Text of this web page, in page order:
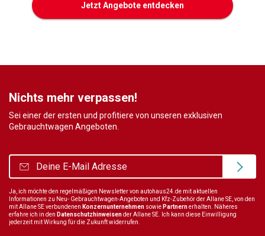
Jetzt Angebote entdecken
Nichts mehr verpassen!
Sei einer der ersten und profitiere von unseren exklusiven
Gebrauchtwagen Angeboten.
Ja, ich möchte den regelmäßigen Newsletter von autohaus24.de mit aktuellen
Informationen zu Neu- Gebrauchtwagen-Angeboten und Kfz-Zubehör der Allane SE, von den
mit Allane SE verbundenen Konzernunternehmen sowie Partnernerhalten. Näheres
erfahre ich in den Datenschutzhinweisender Allane SE. Ich kann diese Einwilligung
jederzeit mit Wirkung für die Zukunft widerrufen.